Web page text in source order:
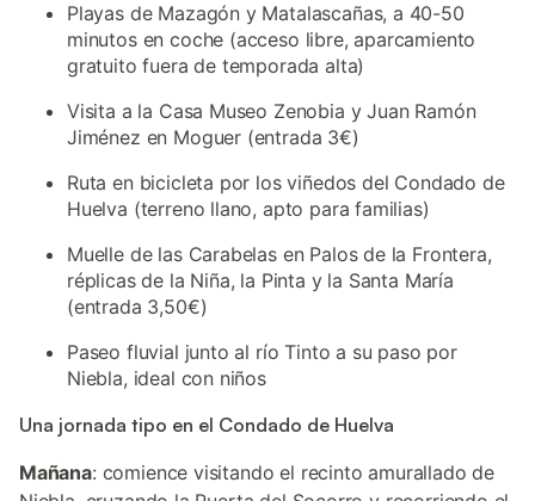
Playas de Mazagón y Matalascañas, a 40-50
minutos en coche (acceso libre, aparcamiento
gratuito fuera de temporada alta)
Visita a la Casa Museo Zenobia y Juan Ramón
Jiménez en Moguer (entrada 3€)
Ruta en bicicleta por los viñedos del Condado de
Huelva (terreno llano, apto para familias)
Muelle de las Carabelas en Palos de la Frontera,
réplicas de la Niña, la Pinta y la Santa María
(entrada 3,50€)
Paseo fluvial junto al río Tinto a su paso por
Niebla, ideal con niños
Una jornada tipo en el Condado de Huelva
Mañana: comience visitando el recinto amurallado de